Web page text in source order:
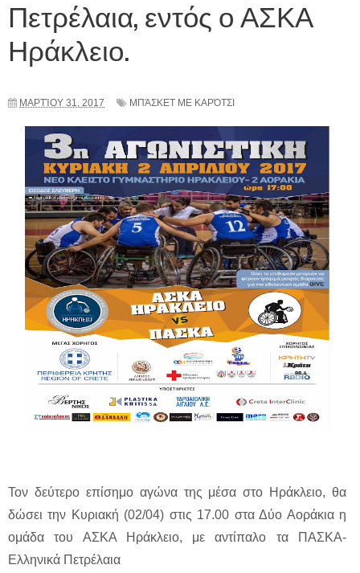
Πετρέλαια, εντός ο ΑΣΚΑ
Ηράκλειο.
ΜΑΡΤΊΟΥ 31, 2017 ΜΠΆΣΚΕΤ ΜΕ ΚΑΡΌΤΣΙ
Toν δεύτερο επίσημο αγώνα της μέσα στο Ηράκλειο, θα
δώσει την Κυριακή (02/04) στις 17.00 στα Δύο Αοράκια η
ομάδα του ΑΣΚΑ Ηράκλειο, με αντίπαλο τα ΠΑΣΚΑ-
Ελληνικά Πετρέλαια